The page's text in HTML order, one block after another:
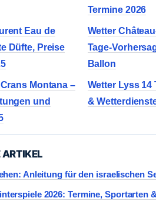
Termine 2026
Eau de
Düfte, Preise
Wetter
Tage-
Ballon
Montana –
und
Wetter Lyss 14
&
Anleitung für den israelischen
2026: Termine, Sportarten